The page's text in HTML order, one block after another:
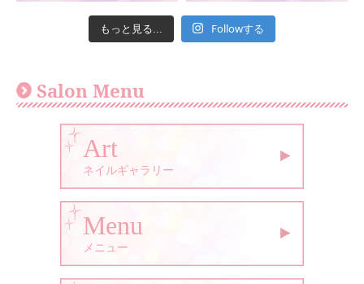
もっと見る... Followする
Salon Menu
Art
ネイルギャラリー
Menu
メニュー